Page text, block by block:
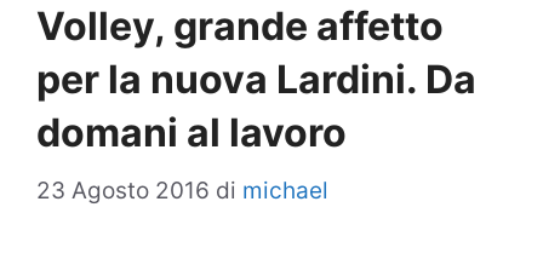
Volley, grande affetto
per la nuova Lardini. Da
domani al lavoro
23 Agosto 2016 di michael